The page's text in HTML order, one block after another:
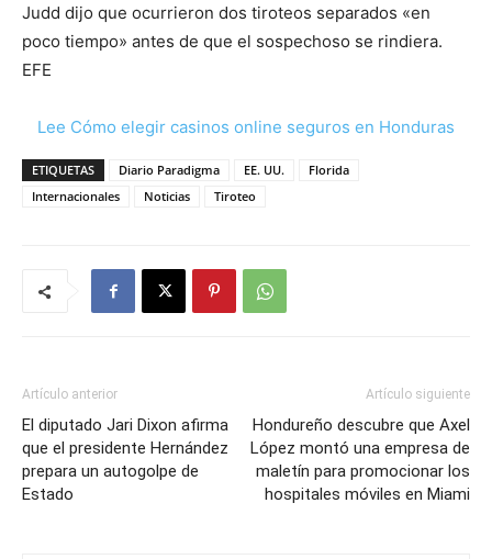
Judd dijo que ocurrieron dos tiroteos separados «en
poco tiempo» antes de que el sospechoso se rindiera.
EFE
Lee Cómo elegir casinos online seguros en Honduras
ETIQUETAS Diario Paradigma EE. UU.
Florida
Internacionales
Noticias Tiroteo
Artículo anterior
El diputado Jari Dixon afirma
que el presidente Hernández
prepara un autogolpe de
Estado
Artículo siguiente
Hondureño descubre que Axel
López montó una empresa de
maletín para promocionar los
hospitales móviles en Miami